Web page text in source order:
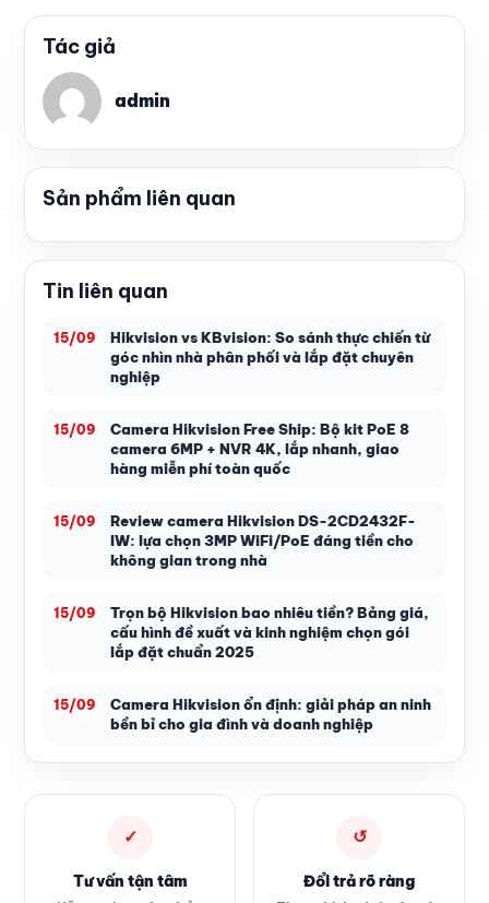
Tác giả
admin
Sản phẩm liên quan
Tin liên quan
15/09
Hikvision vs KBvision: So sánh thực chiến từ
góc nhìn nhà phân phối và lắp đặt chuyên
nghiệp
15/09
Camera Hikvision Free Ship: Bộ kit PoE 8
camera 6MP + NVR 4K, lắp nhanh, giao
hàng miễn phí toàn quốc
15/09
Review camera Hikvision DS-2CD2432F-
IW: lựa chọn 3MP WiFi/PoE đáng tiền cho
không gian trong nhà
15/09
Trọn bộ Hikvision bao nhiêu tiền? Bảng giá,
cấu hình đề xuất và kinh nghiệm chọn gói
lắp đặt chuẩn 2025
15/09
Camera Hikvision ổn định: giải pháp an ninh
bền bỉ cho gia đình và doanh nghiệp
✓
Tư vấn tận tâm
↺
Đổi trả rõ ràng